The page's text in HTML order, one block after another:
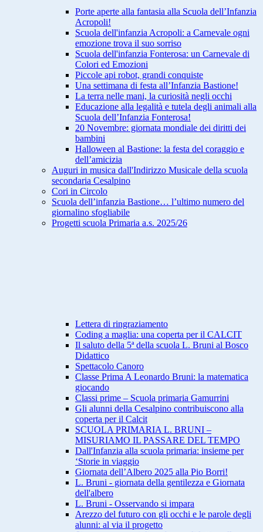
Porte aperte alla fantasia alla Scuola dell’Infanzia
Acropoli!
Scuola dell'infanzia Acropoli: a Carnevale ogni
emozione trova il suo sorriso
Scuola dell'infanzia Fonterosa: un Carnevale di
Colori ed Emozioni
Piccole api robot, grandi conquiste
Una settimana di festa all’Infanzia Bastione!
La terra nelle mani, la curiosità negli occhi
Educazione alla legalità e tutela degli animali alla
Scuola dell’Infanzia Fonterosa!
20 Novembre: giornata mondiale dei diritti dei
bambini
Halloween al Bastione: la festa del coraggio e
dell’amicizia
Auguri in musica dall'Indirizzo Musicale della scuola
secondaria Cesalpino
Cori in Circolo
Scuola dell’infanzia Bastione… l’ultimo numero del
giornalino sfogliabile
Progetti scuola Primaria a.s. 2025/26
Lettera di ringraziamento
Coding a maglia: una coperta per il CALCIT
Il saluto della 5ª della scuola L. Bruni al Bosco
Didattico
Spettacolo Canoro
Classe Prima A Leonardo Bruni: la matematica
giocando
Classi prime – Scuola primaria Gamurrini
Gli alunni della Cesalpino contribuiscono alla
coperta per il Calcit
SCUOLA PRIMARIA L. BRUNI –
MISURIAMO IL PASSARE DEL TEMPO
Dall'Infanzia alla scuola primaria: insieme per
‘Storie in viaggio
Giornata dell’Albero 2025 alla Pio Borri!
L. Bruni - giornata della gentilezza e Giornata
dell'albero
L. Bruni - Osservando si impara
Arezzo del futuro con gli occhi e le parole degli
alunni: al via il progetto